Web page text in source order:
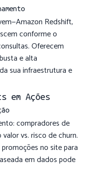
Redshift,
conforme o
Oferecem
e alta
sua infraestrutura e
em Ações
compradores de
vs. risco de churn.
no site para
em dados pode